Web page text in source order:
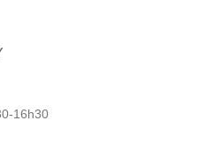
16h30